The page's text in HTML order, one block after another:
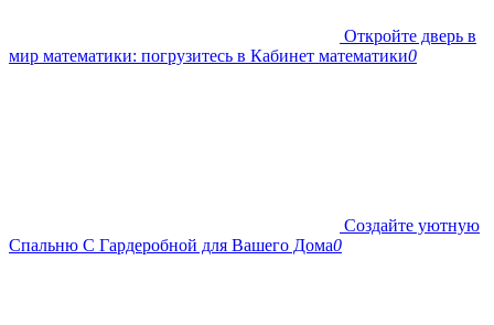
Откройте дверь в
мир математики: погрузитесь в Кабинет математики0
Создайте уютную
Спальню С Гардеробной для Вашего Дома0